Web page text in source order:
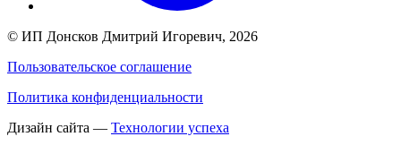
© ИП Донсков Дмитрий Игоревич, 2026
Пользовательское соглашение
Политика конфиденциальности
Дизайн сайта — Технологии успеха